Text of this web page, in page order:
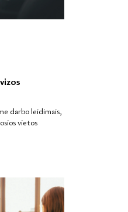
darbo leidimais,
vietos